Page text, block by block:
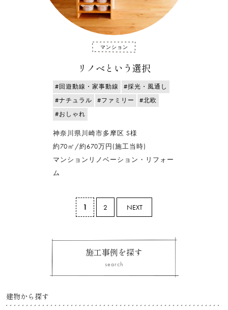
マンション
リノベという選択
#回遊動線・家事動線
#採光・風通し
#ナチュラル
#ファミリー
#北欧
#おしゃれ
神奈川県川崎市多摩区 S様
約70㎡/約670万円(施工当時)
マンションリノベーション・リフォー
ム
1 2 NEXT
施工事例を探す
search
建物から探す